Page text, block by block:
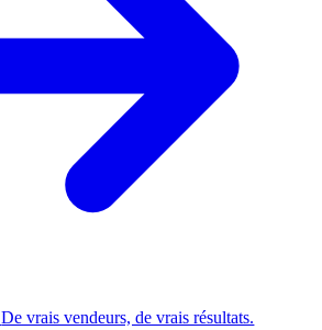
De vrais vendeurs, de vrais résultats.